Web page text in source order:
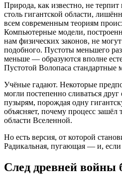
Природа, как известно, не
столь гигантской области,
всем современным теориям
Компьютерные модели,
нам физических законов, не
подобного. Пустоты меньшего
меньше — образуются вполне
Пустотой Волопаса стандартные
Учёные гадают. Некоторые
могли постепенно сливаться
пузырям, порождая одну
объясняет, почему процесс зашёл
области Вселенной.
Но есть версия, от которой
Радикальная, пугающая — и, если
След древней войны